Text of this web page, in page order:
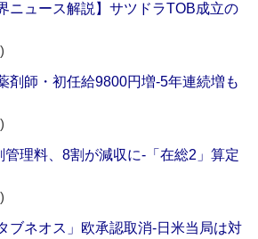
ニュース解説】サツドラTOB成立の
剤師・初任給9800円増‐5年連続増も
管理料、8割が減収に‐「在総2」算定
ブネオス」欧承認取消‐日米当局は対